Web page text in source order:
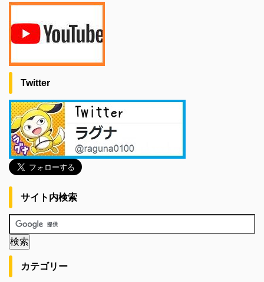
Twitter
サイト内検索
カテゴリー